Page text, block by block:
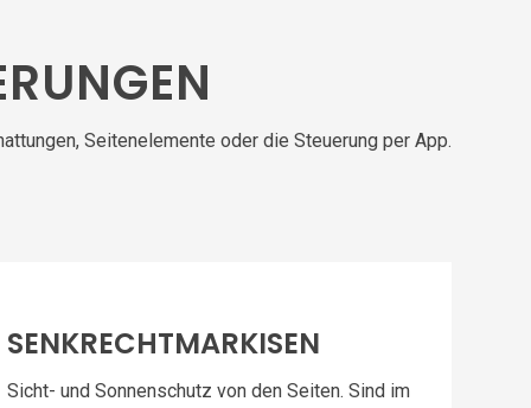
Seitenelemente oder die Steuerung per App.
SENKRECHTMARKISEN
Sicht- und Sonnenschutz von den Seiten. Sind im